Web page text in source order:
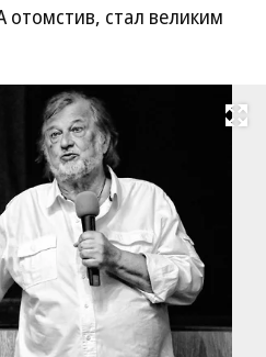
отомстив, стал великим
Развернуть